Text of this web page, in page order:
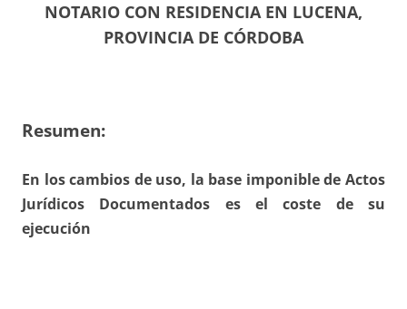
NOTARIO CON RESIDENCIA EN LUCENA,
PROVINCIA DE CÓRDOBA
Resumen:
En los cambios de uso, la base imponible de Actos
Jurídicos Documentados es el coste de su
ejecución